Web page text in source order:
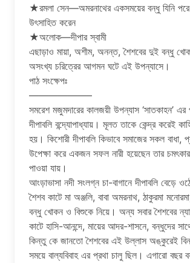
★রমলা সেন—অমরনাথের একসময়ের বন্ধু যিনি
উৎসাহিত করেন
★অলোক—দীপার স্বামী
এছাড়াও মায়া, অশীম, অনন্ত, শৈশবের দুই বন্ধু
অসংখ্য চরিত্রের আগমন ঘটে এই উপন্যাসে।
পাঠ সংক্ষেপঃ
——————–
সমরেশ মজুমদারের কালজয়ী উপন্যাস ‘সাতকাহন’ এর
দীপাবলি বন্দ্যোপাধ্যায়। মূলত তাকে কেন্দ্র করেই
হয়। কিশোরী দীপাবলি কিভাবে সমাজের সকল বাধা,
উপেক্ষা করে একজন সফল নারী হয়েছেন তার চমৎকার
পাওয়া যায়।
আংড়াভাসা নদী সংলগ্ন চা-বাগানে দীপাবলি বেড়ে
শৈশব কাটে মা অঞ্জলি, বাবা অমরনাথ, ঠাকুরমা
বন্ধু খোকন ও বিশুকে নিয়ে। অন্য সবার শৈশবের
কাটে হাসি-আনন্দে, মায়ের আদর-শাসনে, বন্ধুদের
কিন্তু কে জানতো শৈশবের এই উল্লাস অঙ্কুরেই
সময়ে বাল্যবিবাহ এর প্রথা চালু ছিল। এগারো বছর